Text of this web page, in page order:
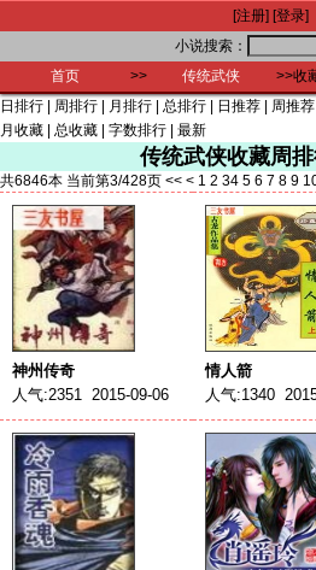
[注册] [登录]
小说搜索：
首页
>> 传统武侠
>>收
日排行
周排行 月排行 总排行 日推荐 周推荐
月收藏
总收藏 字数排行 最新
传统武侠收藏周
共6846本 当前第3/428页 << < 1 2 34 5 6 7 8 9
神州传奇
人气:2351 2015-09-06
情人箭
人气:1340